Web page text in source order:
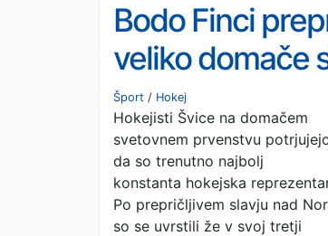
Bodo Finci
veliko domače
Šport / Hokej
Hokejisti Švice na domačem
svetovnem prvenstvu
da so trenutno najbolj
konstanta hokejska
Po prepričljivem slavju nad
so se uvrstili že v svoj tretji